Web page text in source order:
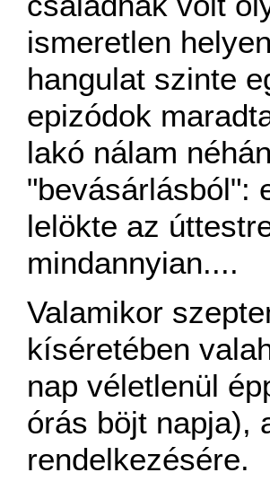
ismeretlen
hangulat szinte
epizódok
lakó nálam
"bevásárlásból":
lelökte az
mindannyian....
Valamikor
kíséretében
nap véletlenül
órás böjt napja),
rendelkezésére.